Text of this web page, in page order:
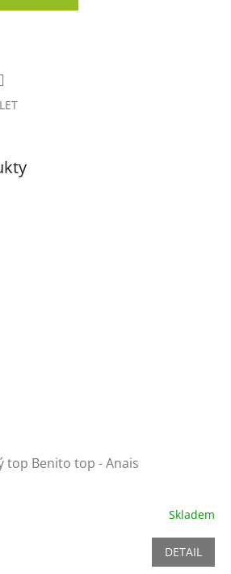
top Benito top - Anais
Skladem
DETAIL